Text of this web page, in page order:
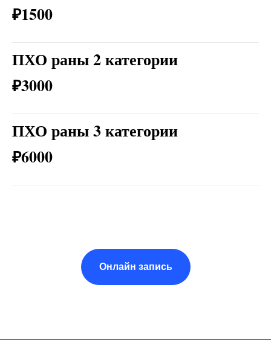
₽1500
ПХО раны 2 категории
₽3000
ПХО раны 3 категории
₽6000
Онлайн запись